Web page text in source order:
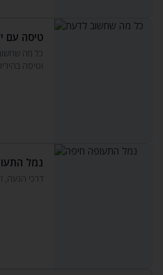
טיסה עם
כל מה
וטיסה
נמל
דרכי הגעה‚